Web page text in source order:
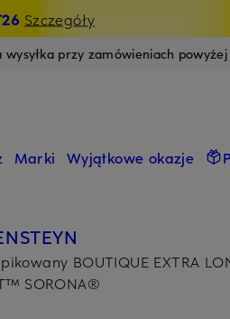
Szczegóły
wysyłka przy zamówieniach
Marki Wyjątkowe okazje
pikowany BOUTIQUE EXTRA
SORONA®